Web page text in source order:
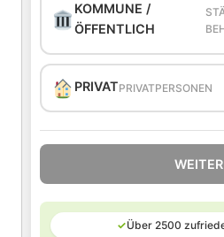
KOMMUNE /
ÖFFENTLICH
PRIVATPRIVATPERSONEN
WEITER
✓Über 2500